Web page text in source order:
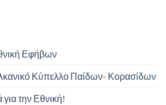
Εφήβων
Κύπελλο Παίδων- Κορασίδων
για την Εθνική!